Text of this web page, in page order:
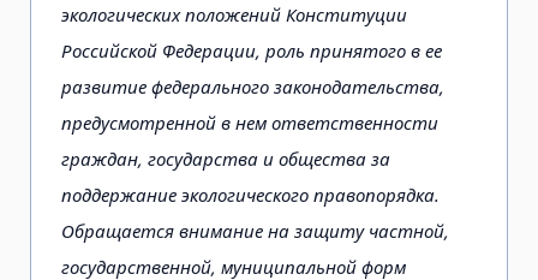
экологических положений Конституции
Российской Федера­ции, роль принятого в ее
развитие федерального законодательства,
предусмотренной в нем от­ветственности
граждан, государства и общества за
поддержание экологического правопорядка.
Обращается внимание на защиту частной,
государственной, муниципальной форм